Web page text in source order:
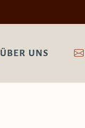
ÜBER UNS